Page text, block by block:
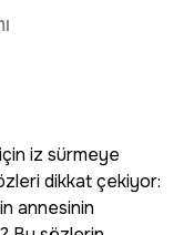
iz sürmeye
dikkat çekiyor:
annesinin